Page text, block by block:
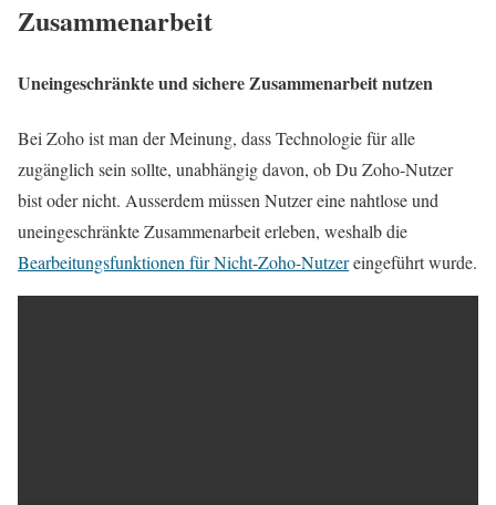
Zusammenarbeit
Uneingeschränkte und sichere Zusammenarbeit nutzen
Bei Zoho ist man der Meinung, dass Technologie für alle
zugänglich sein sollte, unabhängig davon, ob Du Zoho-Nutzer
bist oder nicht. Ausserdem müssen Nutzer eine nahtlose und
uneingeschränkte Zusammenarbeit erleben, weshalb die
Bearbeitungsfunktionen für Nicht-Zoho-Nutzereingeführt wurde.